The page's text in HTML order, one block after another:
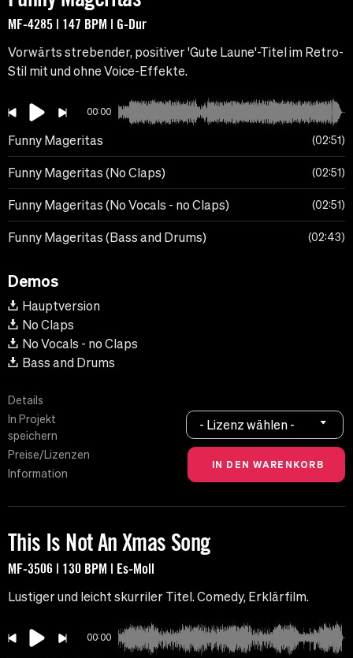
MF-4285 | 147 BPM | G-Dur
Vorwärts strebender, positiver 'Gute Laune'-Titel im Retro-
Stil mit und ohne Voice-Effekte.
00:00
Funny Mageritas 02:51
Funny Mageritas (No Claps) 02:51
Funny Mageritas (No Vocals - no Claps) 02:51
Funny Mageritas (Bass and Drums) 02:43
Demos
Hauptversion
No Claps
No Vocals - no Claps
Bass and Drums
Details
In Projekt
speichern
Preise/Lizenzen
Information
- Lizenz wählen -
This Is Not An Xmas Song
MF-3506 | 130 BPM | Es-Moll
Lustiger und leicht skurriler Titel. Comedy, Erklärfilm.
00:00